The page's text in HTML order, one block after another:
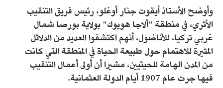
وأوضح الأستاذ أيقوت جنار أوغلو، رئيس فريق التنقيب
الأثري، في منطقة "ألاجا هويوك" بولاية بورصا شمال
غربي تركيا، للأناضول، أنهم اكتشفوا العديد من الدلائل
المثيرة للاهتمام حول طبيعة الحياة في المنطقة التي كانت
من المدن الهامة للحيثيين، مشيرا أن أولى أعمال التنقيب
فيها جرت عام 1907 أيام الدولة العثمانية.